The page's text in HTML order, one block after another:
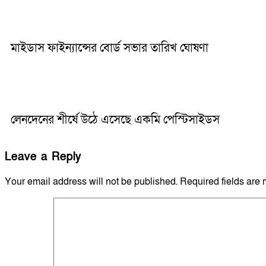
মাইডাস ফাইন্যান্সের বোর্ড সভার তারিখ ঘোষণা
লেনদেনের শীর্ষে উঠে এসেছে একমি পেস্টিসাইডস
Leave a Reply
Your email address will not be published. Required fields are